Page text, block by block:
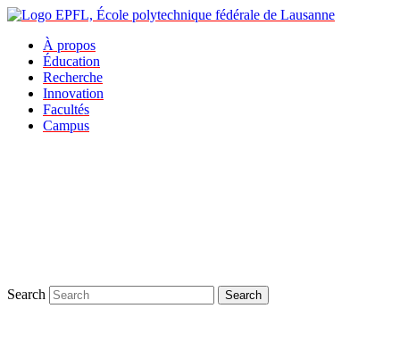
À propos
Éducation
Recherche
Innovation
Facultés
Campus
Search Search